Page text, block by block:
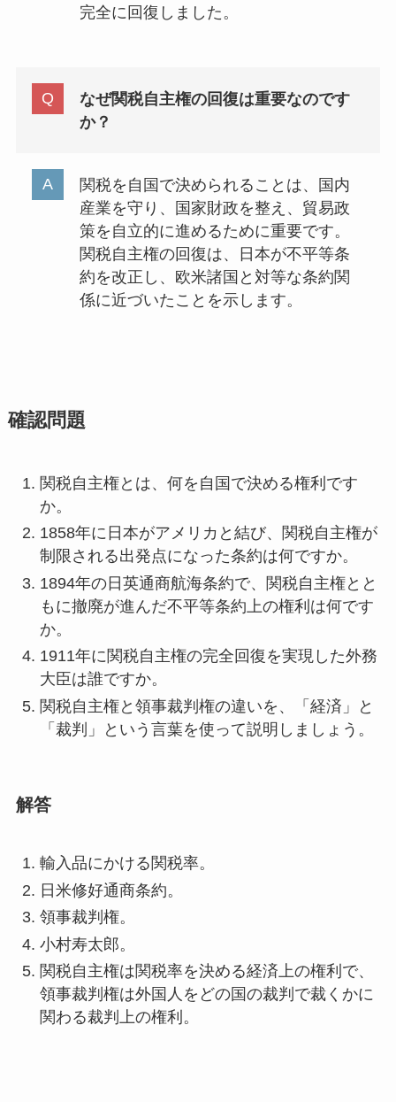
完全に回復しました。
なぜ関税自主権の回復は重要なのです
か？
関税を自国で決められることは、国内
産業を守り、国家財政を整え、貿易政
策を自立的に進めるために重要です。
関税自主権の回復は、日本が不平等条
約を改正し、欧米諸国と対等な条約関
係に近づいたことを示します。
確認問題
関税自主権とは、何を自国で決める権利です
か。
1858年に日本がアメリカと結び、関税自主権が
制限される出発点になった条約は何ですか。
1894年の日英通商航海条約で、関税自主権とと
もに撤廃が進んだ不平等条約上の権利は何です
か。
1911年に関税自主権の完全回復を実現した外務
大臣は誰ですか。
関税自主権と領事裁判権の違いを、「経済」と
「裁判」という言葉を使って説明しましょう。
解答
輸入品にかける関税率。
日米修好通商条約。
領事裁判権。
小村寿太郎。
関税自主権は関税率を決める経済上の権利で、
領事裁判権は外国人をどの国の裁判で裁くかに
関わる裁判上の権利。